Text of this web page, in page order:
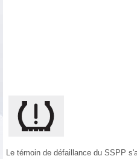
Le témoin de défaillance du SSPP